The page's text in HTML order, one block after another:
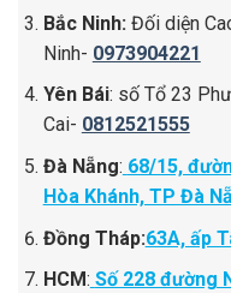
Bắc Ninh: Đối diện
Ninh- 0973904221
Yên Bái: số Tổ 23
Cai- 0812521555
Đà Nẵng: 68/15,
Hòa Khánh, TP Đà
Đồng Tháp:63A, ấp
HCM: Số 228 đường